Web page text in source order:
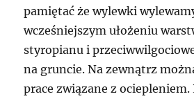
pamiętać że wylewki
wcześniejszym ułożeniu
styropianu i
na gruncie. Na zewnątrz
prace związane z ociepleniem.